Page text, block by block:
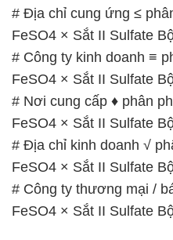
# Địa chỉ cung ứng ≤
FeSO4 × Sắt II Sulfate
# Công ty kinh doanh ≡
FeSO4 × Sắt II Sulfate
# Nơi cung cấp ♦ phân
FeSO4 × Sắt II Sulfate
# Địa chỉ kinh doanh √
FeSO4 × Sắt II Sulfate
# Công ty thương mại /
FeSO4 × Sắt II Sulfate